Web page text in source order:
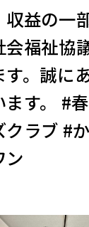
収益の一
会福祉協
す。誠に
ます。 #
クラブ #
ン